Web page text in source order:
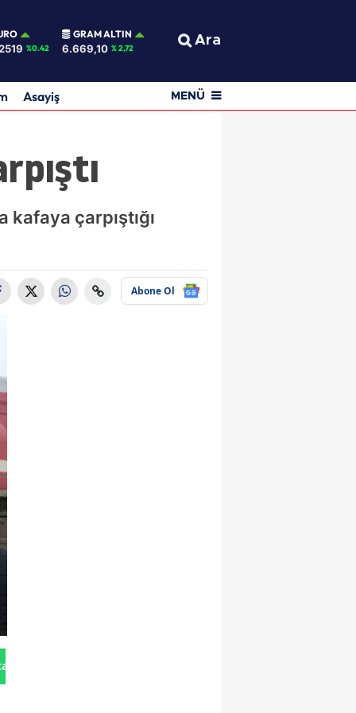
%0.42
GRAM ALTIN
6.669,10 % 2,72 Ara
Asayiş MENÜ
çarpıştığı
Abone Ol
Gönder